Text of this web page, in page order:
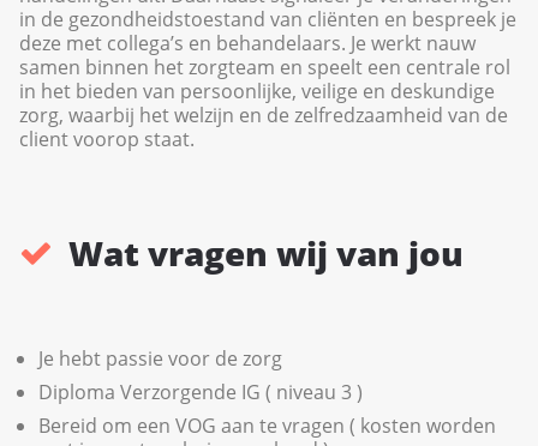
in de gezondheidstoestand van cliënten en bespreek je
deze met collega’s en behandelaars. Je werkt nauw
samen binnen het zorgteam en speelt een centrale rol
in het bieden van persoonlijke, veilige en deskundige
zorg, waarbij het welzijn en de zelfredzaamheid van de
client voorop staat.
Wat vragen wij van jou
Je hebt passie voor de zorg
Diploma Verzorgende IG ( niveau 3 )
Bereid om een VOG aan te vragen ( kosten worden